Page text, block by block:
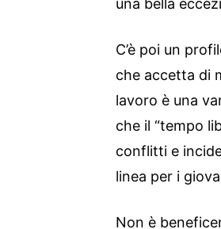
C’è poi un
che accetta di
lavoro è una
che il “tempo
conflitti e
linea per i
Non è